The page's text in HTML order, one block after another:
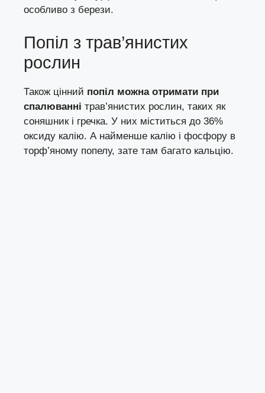
особливо з берези.
Попіл з трав’янистих
рослин
Також цінний попіл можна отримати при
спалюванні трав’янистих рослин, таких як
соняшник і гречка. У них міститься до 36%
оксиду калію. А найменше калію і фосфору в
торф’яному попелу, зате там багато кальцію.